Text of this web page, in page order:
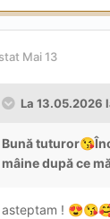
Mai 13
La 13.05.2026
Bună tuturor😘
mâine după ce
asteptam ! 😍😘